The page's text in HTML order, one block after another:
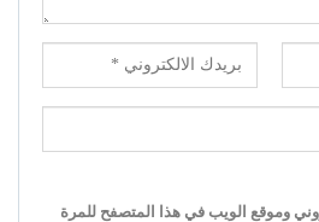
وموقع الويب في هذا المتصفح للمرة